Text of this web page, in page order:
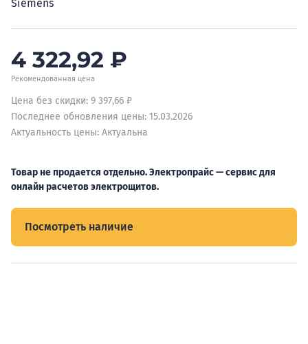
Siemens
4 322,92 ₽
Рекомендованная цена
Цена без скидки: 9 397,66 ₽
Последнее обновления цены: 15.03.2026
Актуальность цены: Актуальна
Товар не продается отдельно. Электропрайс — сервис для
онлайн расчетов электрощитов.
Посмотреть наличие